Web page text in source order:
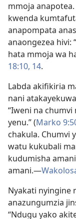
mmoja
kwenda
anapompata
anaongezea hivi:
hata mmoja wa
18:10, 14.
Labda akifikiria
nani
“Iweni na
yenu.” (Marko
chakula. Chumvi
watu kukubali
kudumisha
amani.—
Nyakati nyingine
anazungumzia
“Ndugu yako